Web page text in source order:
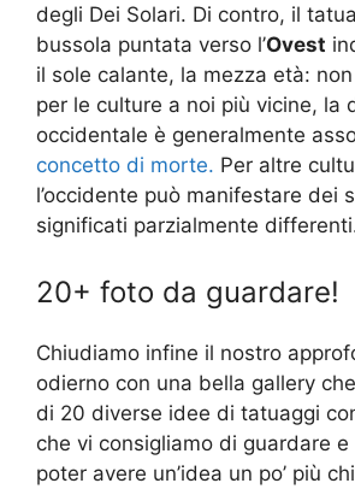
degli Dei Solari. Di contro, il
bussola puntata verso l’Ovest
il sole calante, la mezza età:
per le culture a noi più vicine, la
occidentale è generalmente
concetto di morte. Per altre
l’occidente può manifestare dei
significati parzialmente
20+ foto da guardare!
Chiudiamo infine il nostro
odierno con una bella gallery
di 20 diverse idee di tatuaggi
che vi consigliamo di guardare
poter avere un’idea un po’ più